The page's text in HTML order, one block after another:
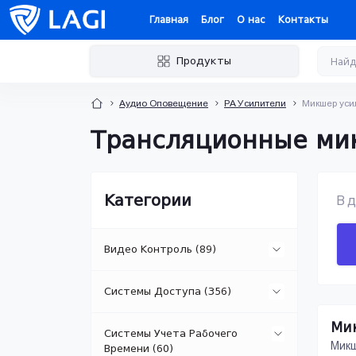
Главная Блог О нас Контакты
Продукты
Аудио Оповещение PA Усилители Микшер
Трансляционные
Категории
Видео Контроль (89)
IP Камеры (15)
Специализированные IP Камеры
(3)
Системы Доступа (356)
Сетевые Контроллеры (18)
Системы Учета Рабочего
Времени (60)
В